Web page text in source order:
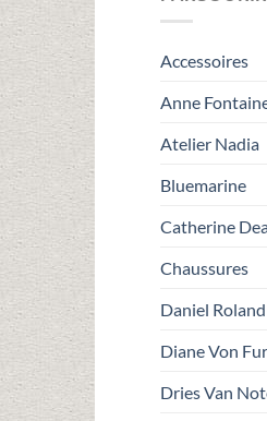
Accessoires
Anne
Atelier Nadia
Bluemarine
Catherine
Chaussures
Daniel
Diane Von
Dries Van